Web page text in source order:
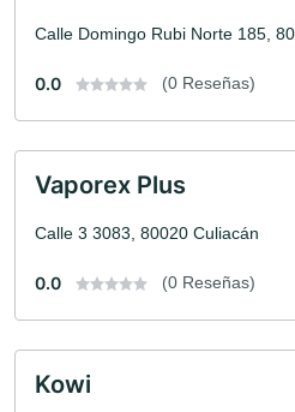
Calle Domingo Rubi Norte 185,
0.0 (0 Reseñas)
Vaporex Plus
Calle 3 3083, 80020 Culiacán
0.0 (0 Reseñas)
Kowi